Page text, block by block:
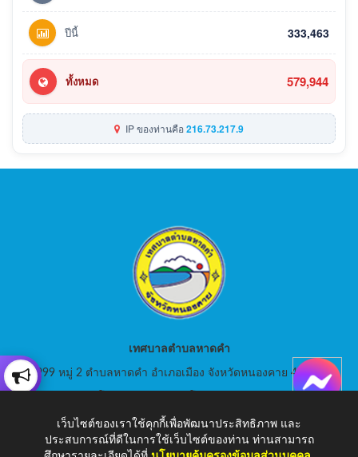
ปีนี้ 333,463
ทั้งหมด 579,944
IP ของท่านคือ216.73.217.9
เทศบาลตำบลหาดคำ
999 หมู่ 2 ตำบลหาดคำ อำเภอเมือง จังหวัดหนองคาย 43000
E-Mail: saraban_05430105@dla.go.th
เว็บไซต์ของเราใช้คุกกี้เพื่อพัฒนาประสิทธิภาพ และ
ประสบการณ์ที่ดีในการใช้เว็บไซต์ของท่าน ท่านสามารถ